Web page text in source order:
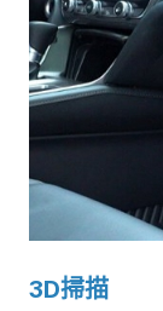
3D掃描